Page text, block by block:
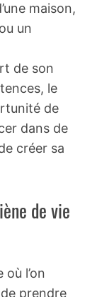
maison,
un
de son
le
de
dans de
créer sa
de vie
l’on
prendre